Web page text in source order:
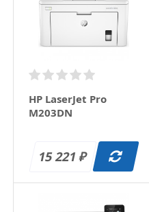
HP LaserJet Pro
M203DN
15 221₽